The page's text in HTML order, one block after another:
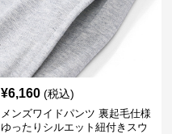
¥6,160 (税込)
メンズワイドパンツ 裏起毛仕様
ゆったりシルエット紐付きスウ